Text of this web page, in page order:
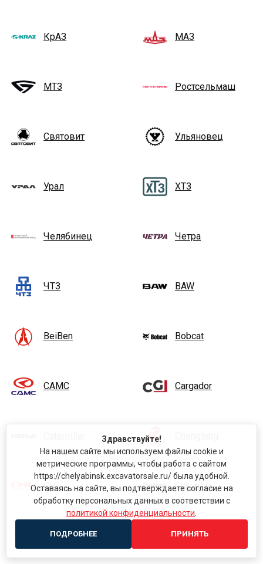
КрАЗ МАЗ
МТЗ Ростсельмаш
Святовит Ульяновец
Урал ХТЗ
Челябинец Четра
ЧТЗ BAW
BeiBen Bobcat
CAMC Cargador
CHL Cukurova
Daewoo DAF
Здравствуйте!
На нашем сайте мы используем файлы cookie и
метрические программы, чтобы работа с сайтом
https://chelyabinsk.excavatorsale.ru/ была удобной.
Оставаясь на сайте, вы подтверждаете согласие на
обработку персональных данных в соответствии с
политикой конфиденциальности
ПОДРОБНЕЕ ПРИНЯТЬ